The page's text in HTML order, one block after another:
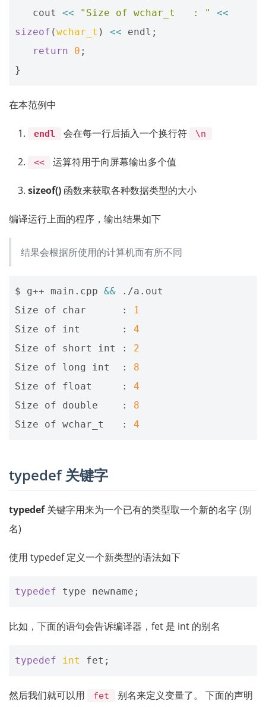
cout
<< "Size of wchar_t   : "
<<
sizeof (wchar_t ) << endl ;
return
0 ;
}
在本范例中
endl 会在每一行后插入一个换行符 \n
<< 运算符用于向屏幕输出多个值
sizeof() 函数来获取各种数据类型的大小
编译运行上面的程序，输出结果如下
结果会根据所使用的计算机而有所不同
$ g++ main.cpp && ./a.out
Size of char      :
1
Size of int       : 4
Size of short int : 2
Size of long int  : 8
Size of float     : 4
Size of double    : 8
Size of wchar_t   : 4
typedef 关键字
typedef关键字用来为一个已有的类型取一个新的名字 (别
名)
使用 typedef 定义一个新类型的语法如下
typedef type newname ;
比如，下面的语句会告诉编译器，fet 是 int 的别名
typedef int fet ;
然后我们就可以用 fet
别名来定义变量了。 下面的声明